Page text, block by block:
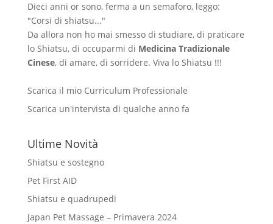
Dieci anni or sono, ferma a un semaforo, leggo:
"Corsi di shiatsu..."
Da allora non ho mai smesso di studiare, di praticare
lo Shiatsu, di occuparmi di Medicina Tradizionale
Cinese, di amare, di sorridere. Viva lo Shiatsu !!!
Scarica il mio Curriculum Professionale
Scarica un'intervista di qualche anno fa
Ultime Novità
Shiatsu e sostegno
Pet First AID
Shiatsu e quadrupedi
Japan Pet Massage – Primavera 2024